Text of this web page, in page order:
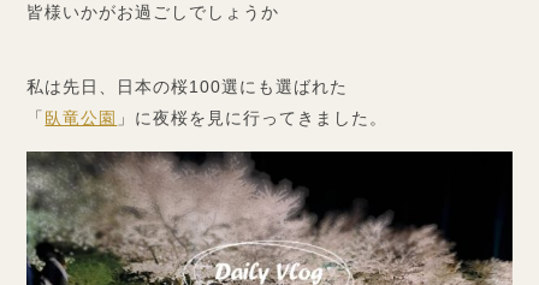
皆様いかがお過ごしでしょうか
私は先日、日本の桜100選にも選ばれた
「臥竜公園 」に夜桜を見に行ってきました。